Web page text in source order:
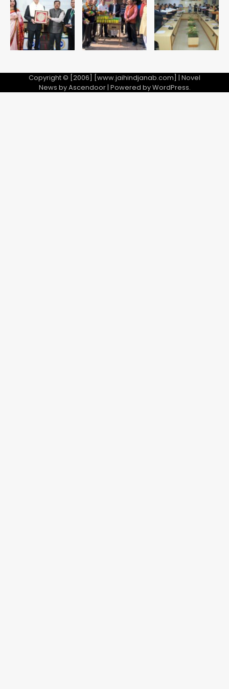
5
Team JHJ
Copyright © [2006] [www.jaihindjanab.com] | Novel
News byAscendoor| Powered byWordPress.